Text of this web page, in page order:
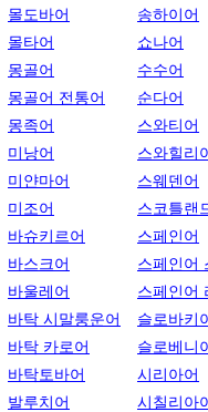
몰도바어
몰타어
몽골어
몽골어 전통어
몽족어
미낭어
미얀마어
미조어
바슈키르어
바스크어
바울레어
바탁 시말룽운어
바탁 카로어
바탁토바어
발루치어
송하이어
쇼나어
수수어
순다어
스와티어
스와힐리
스웨덴어
스코틀랜
스페인어
스페인어
스페인어
슬로바키
슬로베니
시리아어
시칠리아